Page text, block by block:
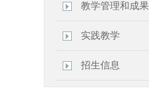
教学管理和成果
实践教学
招生信息